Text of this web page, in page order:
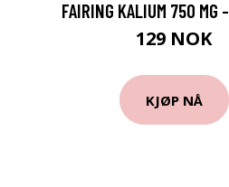
FAIRING KALIUM 750 MG
129 NOK
KJØP NÅ